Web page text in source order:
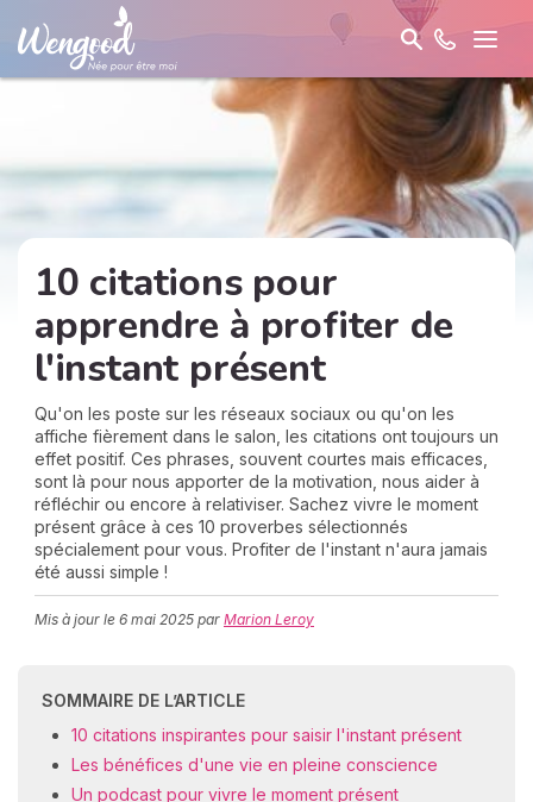
10 citations pour
apprendre à profiter de
l'instant présent
Qu'on les poste sur les réseaux sociaux ou qu'on les
affiche fièrement dans le salon, les citations ont toujours un
effet positif. Ces phrases, souvent courtes mais efficaces,
sont là pour nous apporter de la motivation, nous aider à
réfléchir ou encore à relativiser. Sachez vivre le moment
présent grâce à ces 10 proverbes sélectionnés
spécialement pour vous. Profiter de l'instant n'aura jamais
été aussi simple !
Mis à jour le 6 mai 2025 par Marion Leroy
SOMMAIRE DE L’ARTICLE
10 citations inspirantes pour saisir l'instant présent
Les bénéfices d'une vie en pleine conscience
Un podcast pour vivre le moment présent